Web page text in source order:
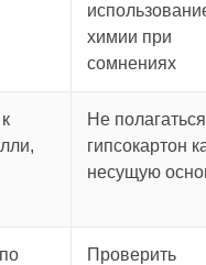
химии при
сомнениях
Не
гипсокартон
несущую
Проверить